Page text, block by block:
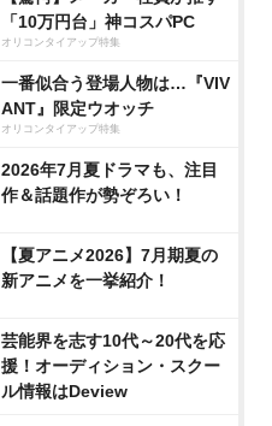
「10万円台」神コスパPC
オリコンタイアップ特集
一番似合う登場人物は…『VIV
ANT』限定ウオッチ
オリコンタイアップ特集
2026年7月夏ドラマも、注目
作＆話題作が勢ぞろい！
【夏アニメ2026】7月期夏の
新アニメを一挙紹介！
芸能界を志す10代～20代を応
援！オーディション・スクー
ル情報はDeview